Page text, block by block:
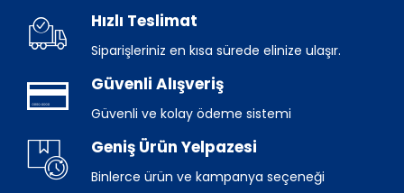
Hızlı Teslimat
Siparişleriniz en kısa sürede elinize ulaşır.
Güvenli Alışveriş
Güvenli ve kolay ödeme sistemi
Geniş Ürün Yelpazesi
Binlerce ürün ve kampanya seçeneği